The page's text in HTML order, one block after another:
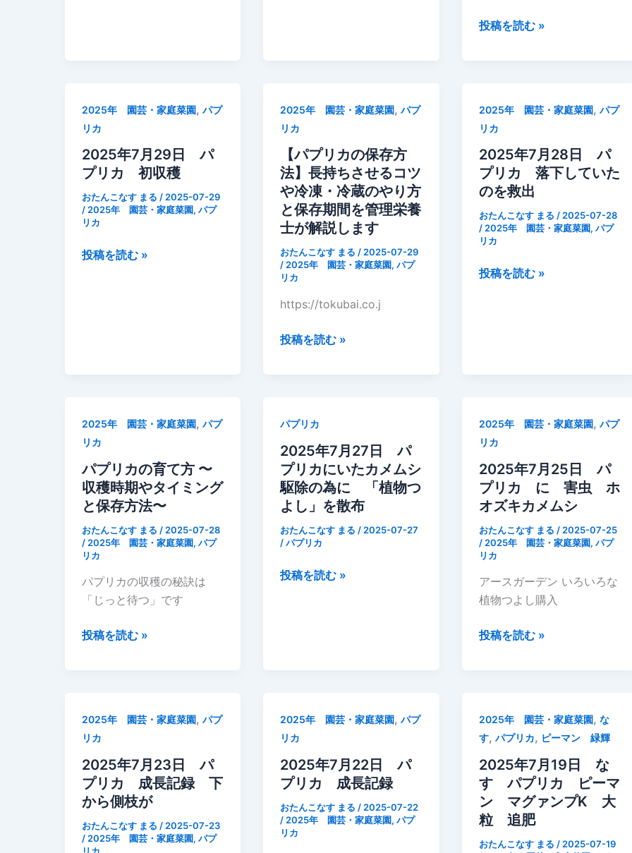
プ
リ
ピ
ー
マ
ン
収
穫
す
パ
リ
カ
収
穫
追
肥
そ
さ
い
号
2025
日
パ
プ
リ
カ
ー
マ
金
そ
さ
い
2
号
投稿を読む »
2025年 園芸・家庭菜園, パプ
リカ
2025年7月29日 パ
プリカ 初収穫
おたんこなす まる /2025-07-29
/2025年 園芸・家庭菜園, パプ
リカ
2025
カ
初
穫
投稿を読む »
2025年 園芸・家庭菜園,パプ
リカ
【パプリカの保存方
法】長持ちさせるコツ
や冷凍・冷蔵のやり方
と保存期間を管理栄養
士が解説します
おたんこなす まる/2025-07-29
/2025年 園芸・家庭菜園,パプ
リカ
https://tokubai.co.j
【パ
保
存
方
法】
長
ち
せ
蔵
の
や
り
と
保
投稿を読む »
2025年 園芸・家庭菜園, パプ
リカ
2025年7月28日 パ
プリカ 落下していた
のを救出
おたんこなす まる /2025-07-28
/2025年 園芸・家庭菜園, パプ
リカ
2025
リ
カ
下
し
て
い
た
を
救
投稿を読む »
2025年 園芸・家庭菜園, パプ
リカ
パプリカの育て方 〜
収穫時期やタイミング
と保存方法〜
おたんこなす まる / 2025-07-28
/ 2025年 園芸・家庭菜園, パプ
リカ
パプリカの収穫の秘訣は
「じっと待つ」です
パ
育
て
方
〜
収
時
投稿を読む »
パプリカ
2025年7月27日 パ
プリカにいたカメムシ
駆除の為に 「植物つ
よし」を散布
おたんこなす まる / 2025-07-27
/パプリカ
2025
リ
カ
に
い
た
カ
メ
投稿を読む »
2025年 園芸・家庭菜園, パプ
リカ
2025年7月25日 パ
プリカ に 害虫 ホ
オズキカメムシ
おたんこなす まる / 2025-07-25
/ 2025年 園芸・家庭菜園, パプ
リカ
アースガーデン いろいろな
植物つよし購入
2025
日
パ
プ
リ
カ
に
投稿を読む »
2025年 園芸・家庭菜園, パプ
リカ
2025年7月23日 パ
プリカ 成長記録 下
から側枝が
おたんこなす まる / 2025-07-23
/ 2025年 園芸・家庭菜園, パプ
リカ
2025年 園芸・家庭菜園,パプ
リカ
2025年7月22日 パ
プリカ 成長記録
おたんこなす まる / 2025-07-22
/ 2025年 園芸・家庭菜園,パプ
リカ
2025年 園芸・家庭菜園, な
す, パプリカ, ピーマン 緑輝
2025年7月19日 な
す パプリカ ピーマ
ン マグァンプK 大
粒 追肥
おたんこなす まる / 2025-07-19